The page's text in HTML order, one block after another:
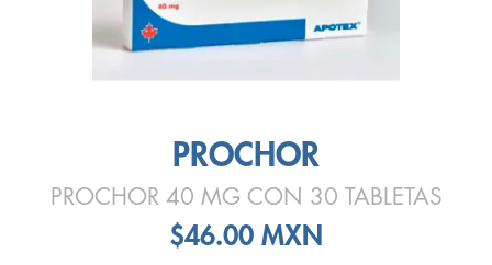
PROCHOR
PROCHOR 40 MG CON 30 TABLETAS
$46.00 MXN